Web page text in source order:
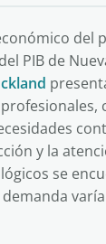
del
PIB de
y la
se